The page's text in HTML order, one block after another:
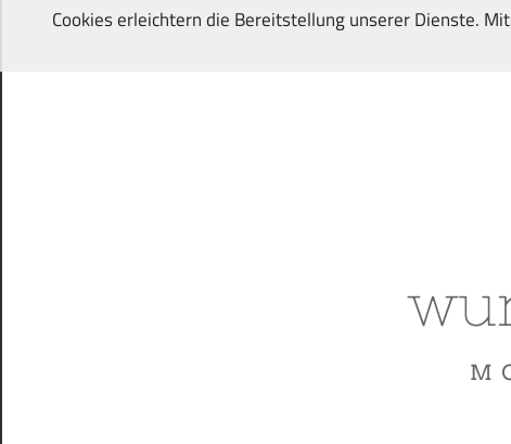
Zum
Cookies erleichtern die Bereitstellung unserer Dienste.